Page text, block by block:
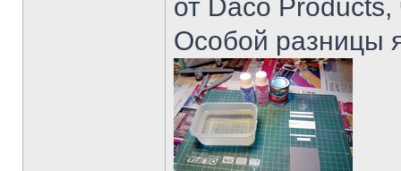
от Daco
Особой разницы